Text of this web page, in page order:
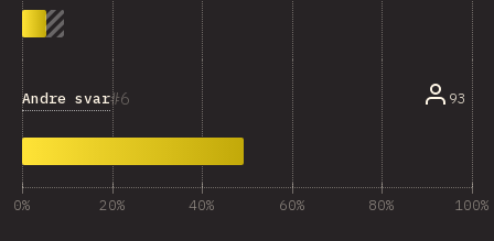
6
Andre svar 93
0% 20% 40% 60% 80% 100%